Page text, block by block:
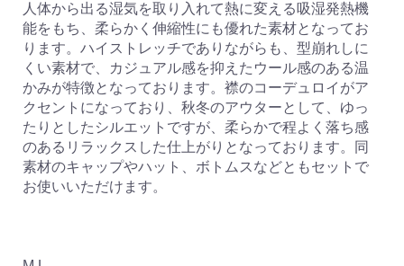
人体から出る湿気を取り入れて熱に変える吸湿発熱機
能をもち、柔らかく伸縮性にも優れた素材となってお
ります。ハイストレッチでありながらも、型崩れしに
くい素材で、カジュアル感を抑えたウール感のある温
かみが特徴となっております。襟のコーデュロイがア
クセントになっており、秋冬のアウターとして、ゆっ
たりとしたシルエットですが、柔らかで程よく落ち感
のあるリラックスした仕上がりとなっております。同
素材のキャップやハット、ボトムスなどともセットで
お使いいただけます。